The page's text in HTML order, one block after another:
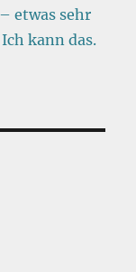
etwas sehr
Ich kann das.